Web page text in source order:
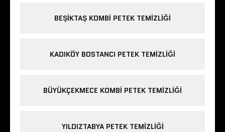
BEŞIKTAŞ KOMBI PETEK TEMIZLIĞI
KADIKÖY BOSTANCI PETEK TEMIZLIĞI
BÜYÜKÇEKMECE KOMBI PETEK TEMIZLIĞI
YILDIZTABYA PETEK TEMIZLIĞI